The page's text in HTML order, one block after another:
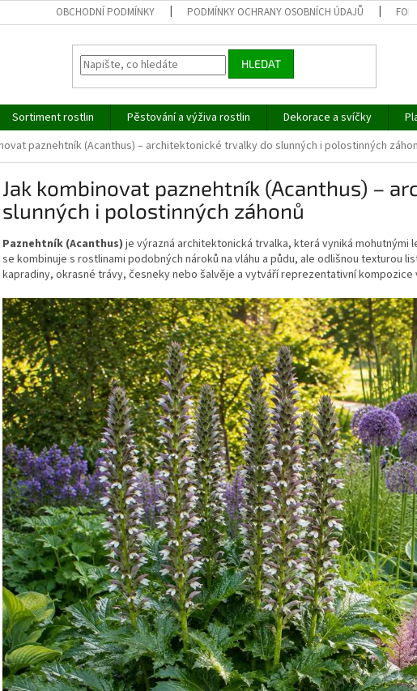
OBCHODNÍ PODMÍNKY PODMÍNKY OCHRANY OSOBNÍCH ÚDAJŮ
HLEDAT
Sortiment rostlin Pěstování a výživa rostlin Dekorace a svíčky
paznehtník (Acanthus) – architektonické trvalky do slunných i polostinných
Jak kombinovat paznehtník (Acanthus) –
slunných i polostinných záhonů
Paznehtník (Acanthus) je výrazná architektonická trvalka, která vyniká mohutnými
se kombinuje s rostlinami podobných nároků na vláhu a půdu, ale odlišnou texturou
kapradiny, okrasné trávy, česneky nebo šalvěje a vytváří reprezentativní kompozice